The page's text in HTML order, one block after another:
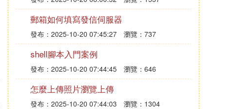
郵箱如何填寫發信伺服器
發布：2025-10-20 07:45:27 瀏覽：737
shell腳本入門案例
發布：2025-10-20 07:44:45 瀏覽：646
怎麼上傳照片瀏覽上傳
發布：2025-10-20 07:44:03 瀏覽：1304